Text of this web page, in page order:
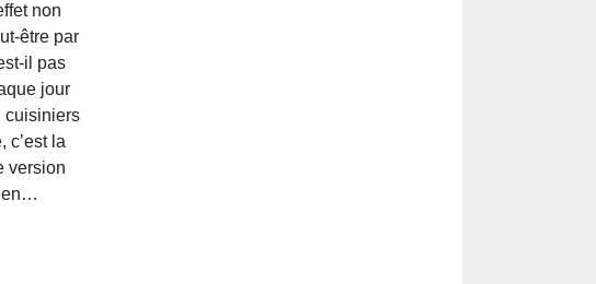
non
être par
il pas
jour
cuisiniers
c’est la
version